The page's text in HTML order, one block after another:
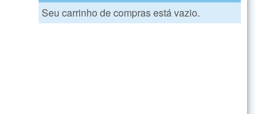
Seu carrinho de compras está vazio.